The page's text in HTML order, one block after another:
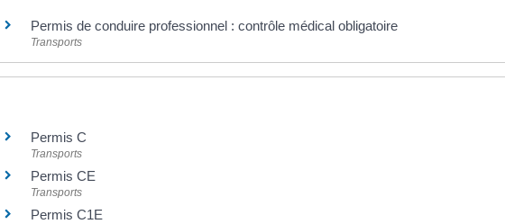
Permis de conduire professionnel : contrôle médical obligatoire
Transports
Permis C
Transports
Permis CE
Transports
Permis C1E